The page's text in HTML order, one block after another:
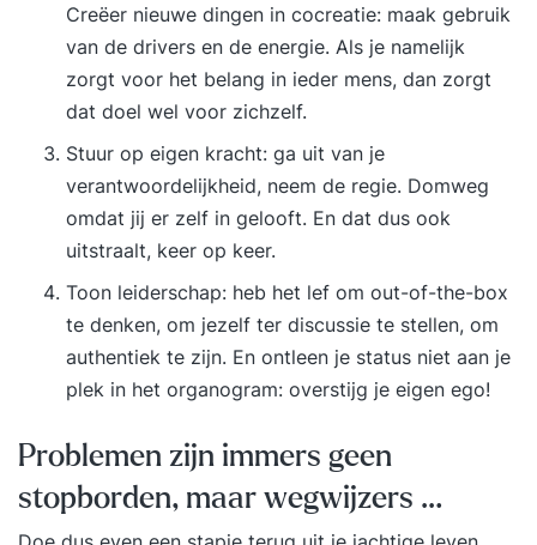
Creëer nieuwe dingen in cocreatie: maak gebruik
van de drivers en de energie. Als je namelijk
zorgt voor het belang in ieder mens, dan zorgt
dat doel wel voor zichzelf.
Stuur op eigen kracht: ga uit van je
verantwoordelijkheid, neem de regie. Domweg
omdat jij er zelf in gelooft. En dat dus ook
uitstraalt, keer op keer.
Toon leiderschap: heb het lef om out-of-the-box
te denken, om jezelf ter discussie te stellen, om
authentiek te zijn. En ontleen je status niet aan je
plek in het organogram: overstijg je eigen ego!
Problemen zijn immers geen
stopborden, maar wegwijzers …